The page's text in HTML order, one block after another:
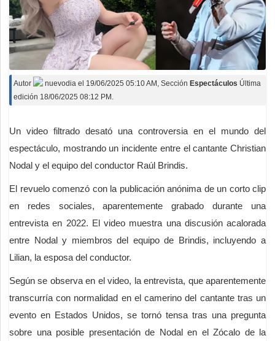
Autor nuevodia el 19/06/2025 05:10 AM , Sección Espectáculos Última
edición 18/06/2025 08:12 PM.
Un video filtrado desató una controversia en el mundo del
espectáculo, mostrando un incidente entre el cantante Christian
Nodal y el equipo del conductor Raúl Brindis.
El revuelo comenzó con la publicación anónima de un corto clip
en redes sociales, aparentemente grabado durante una
entrevista en 2022. El video muestra una discusión acalorada
entre Nodal y miembros del equipo de Brindis, incluyendo a
Lilian, la esposa del conductor.
Según se observa en el video, la entrevista, que aparentemente
transcurría con normalidad en el camerino del cantante tras un
evento en Estados Unidos, se tornó tensa tras una pregunta
sobre una posible presentación de Nodal en el Zócalo de la